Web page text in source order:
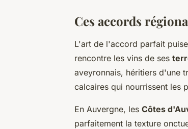
Ces accords
L'art de l'accord parfait
rencontre les vins de ses
aveyronnais, héritiers d'une
calcaires qui nourrissent les
En Auvergne, les Côtes
parfaitement la texture